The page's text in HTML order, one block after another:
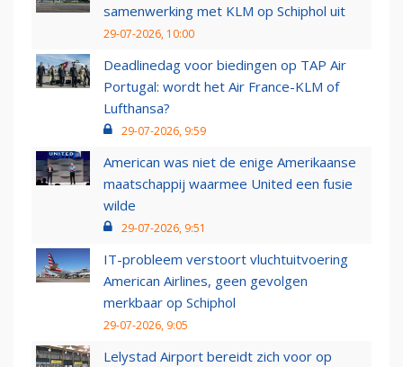
samenwerking met KLM op Schiphol uit
29-07-2026, 10:00
Deadlinedag voor biedingen op TAP Air
Portugal: wordt het Air France-KLM of
Lufthansa?
29-07-2026, 9:59
American was niet de enige Amerikaanse
maatschappij waarmee United een fusie
wilde
29-07-2026, 9:51
IT-probleem verstoort vluchtuitvoering
American Airlines, geen gevolgen
merkbaar op Schiphol
29-07-2026, 9:05
Lelystad Airport bereidt zich voor op